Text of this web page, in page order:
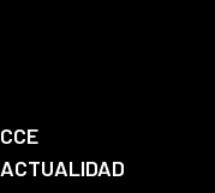
CCE
ACTUALIDAD